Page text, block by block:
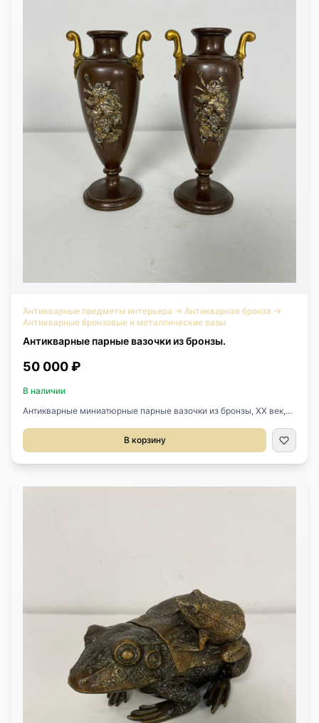
Антикварные предметы интерьера → Антикварная бронза →
Антикварные бронзовые и металлические вазы
Антикварные парные вазочки из бронзы.
50 000 ₽
В наличии
Антикварные миниатюрные парные вазочки из бронзы, ХХ век,
В корзину